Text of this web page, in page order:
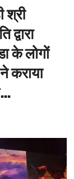
द्वारा
के लोगों
कराया